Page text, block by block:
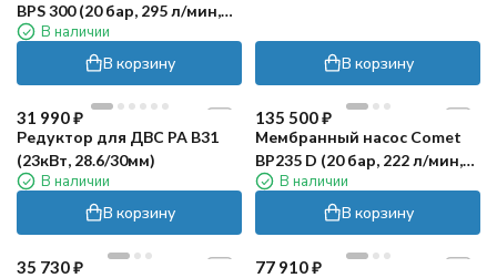
BPS 300 (20 бар, 295 л/мин,
ВОМ 1"⅜-32 мм)
В наличии
В корзину В корзину
31 990₽
Редуктор для ДВС PA B31
(23кВт, 28.6/30мм)
В наличии
В корзину
135 500₽
Мембранный насос Comet
BP235 D (20 бар, 222 л/мин,
ВОМ 1"3/8)
В наличии
В корзину
35 730₽ 77 910₽